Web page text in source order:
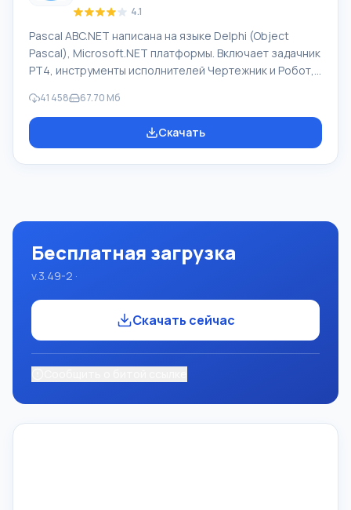
4.1
Pascal ABC.NET написана на языке Delphi (Object
Pascal), Microsoft.NET платформы. Включает задачник
PT4, инструменты исполнителей Чертежник и Робот,
изучении программирования. Основное назначение
систем программирования Pascal ABC.NET изучение и
обучение языкам современного программирования.
41 458 67.70 Мб
Скачать
Бесплатная загрузка
v.3.49-2 ·
Скачать сейчас